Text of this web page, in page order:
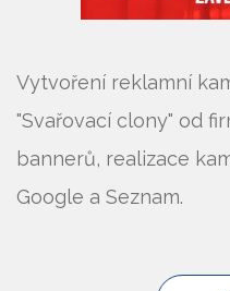
Vytvoření reklamní
"Svařovací clony" od
bannerů, realizace
Google a Seznam.